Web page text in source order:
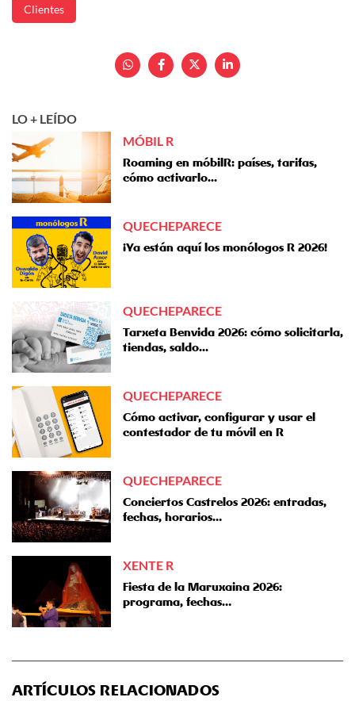
Clientes
LO + LEÍDO
MÓBIL R
Roaming en móbilR: países, tarifas,
cómo activarlo...
QUECHEPARECE
¡Ya están aquí los monólogos R 2026!
QUECHEPARECE
Tarxeta Benvida 2026: cómo solicitarla,
tiendas, saldo...
QUECHEPARECE
Cómo activar, configurar y usar el
contestador de tu móvil en R
QUECHEPARECE
Conciertos Castrelos 2026: entradas,
fechas, horarios…
XENTE R
Fiesta de la Maruxaina 2026:
programa, fechas…
ARTÍCULOS RELACIONADOS